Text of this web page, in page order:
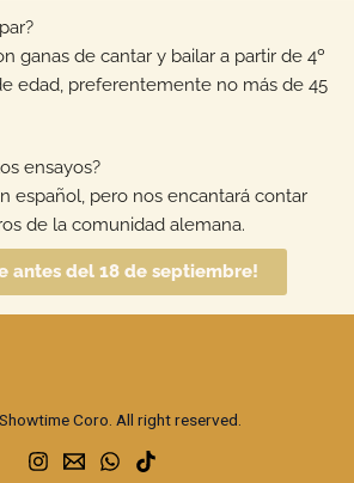
ganas de cantar y bailar a partir de 4º
edad, preferentemente no más de 45
ensayos?
español, pero nos encantará contar
de la comunidad alemana.
antes del 18 de septiembre!
Coro. All right reserved.